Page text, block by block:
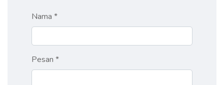
Nama *
Pesan *